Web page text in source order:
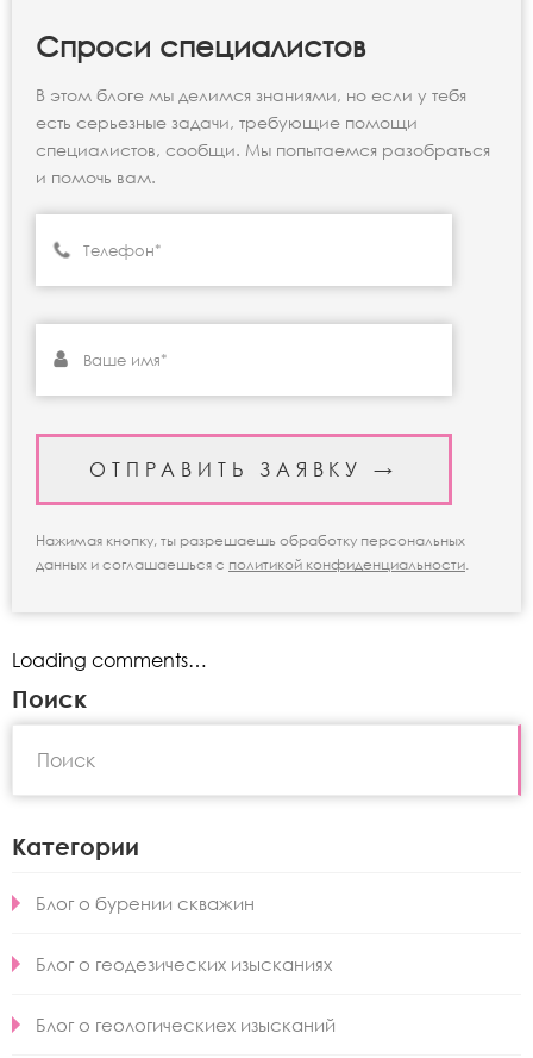
Спроси специалистов
В этом блоге мы делимся знаниями, но если у тебя
есть серьезные задачи, требующие помощи
специалистов, сообщи. Мы попытаемся разобраться
и помочь вам.
Нажимая кнопку, ты разрешаешь обработку персональных
данных и соглашаешься с политикой конфиденциальности.
Loading comments…
Поиск
Категории
Блог о бурении скважин
Блог о геодезических изысканиях
Блог о геологическиех изысканий